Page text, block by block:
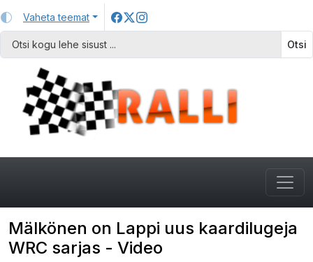
Vaheta teemat
Otsi
Mälkönen on Lappi uus kaardilugeja
WRC sarjas - Video